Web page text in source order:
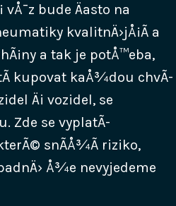
vÅ¯z bude Äasto na
kvalitnÄ›jÅ¡Ã­ a
a tak je potÅ™eba,
kupovat kaÅ¾dou chvÃ­
Äi vozidel, se
Zde se vyplatÃ­
snÃ­Å¾Ã­ riziko,
Å¾e nevyjedeme